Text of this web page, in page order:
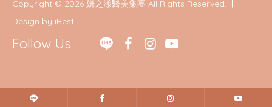
Copyright © 2026 妍之漾醫美集團 All Rights Reserved.
Design by iBest
Follow Us